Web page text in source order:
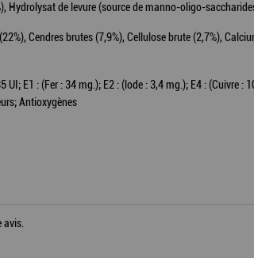
de levure (source de manno-oligo-
Cendres brutes (7,9%), Cellulose brute (2,7%),
E1 : (Fer : 34 mg.); E2 : (lode : 3,4 mg.); E4 : (Cuivre
Antioxygènes